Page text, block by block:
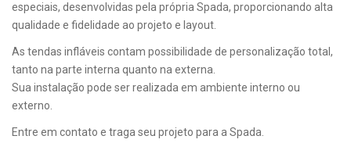
especiais, desenvolvidas pela própria Spada, proporcionando alta
qualidade e fidelidade ao projeto e layout.
As tendas infláveis contam possibilidade de personalização total,
tanto na parte interna quanto na externa.
Sua instalação pode ser realizada em ambiente interno ou
externo.
Entre em contato e traga seu projeto para a Spada.